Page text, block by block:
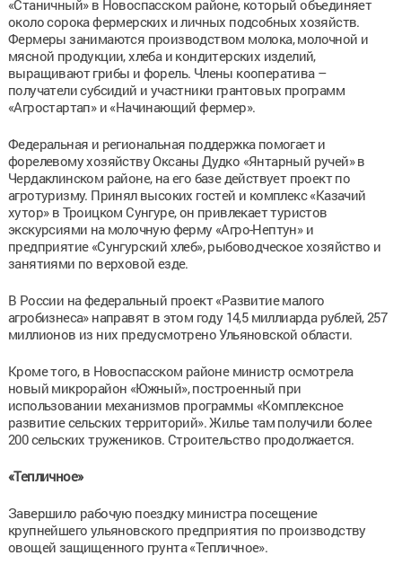
«Станичный» в Новоспасском районе, который объединяет
около сорока фермерских и личных подсобных хозяйств.
Фермеры занимаются производством молока, молочной и
мясной продукции, хлеба и кондитерских изделий,
выращивают грибы и форель. Члены кооператива –
получатели субсидий и участники грантовых программ
«Агростартап» и «Начинающий фермер».
Федеральная и региональная поддержка помогает и
форелевому хозяйству Оксаны Дудко «Янтарный ручей» в
Чердаклинском районе, на его базе действует проект по
агротуризму. Принял высоких гостей и комплекс «Казачий
хутор» в Троицком Сунгуре, он привлекает туристов
экскурсиями на молочную ферму «Агро-Нептун» и
предприятие «Сунгурский хлеб», рыбоводческое хозяйство и
занятиями по верховой езде.
В России на федеральный проект «Развитие малого
агробизнеса» направят в этом году 14,5 миллиарда рублей, 257
миллионов из них предусмотрено Ульяновской области.
Кроме того, в Новоспасском районе министр осмотрела
новый микрорайон «Южный», построенный при
использовании механизмов программы «Комплексное
развитие сельских территорий». Жилье там получили более
200 сельских тружеников. Строительство продолжается.
«Тепличное»
Завершило рабочую поездку министра посещение
крупнейшего ульяновского предприятия по производству
овощей защищенного грунта «Тепличное».